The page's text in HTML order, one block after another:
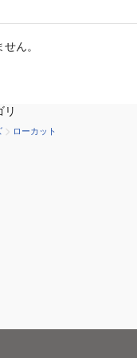
ん。
リ
ローカット